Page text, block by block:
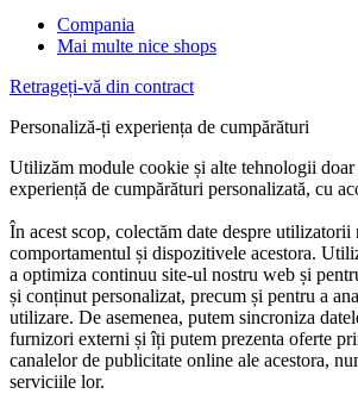
Compania
Mai multe nice shops
Retrageți-vă din contract
Personaliză-ți experiența de cumpărături
Utilizăm module cookie și alte tehnologii
experiență de cumpărături personalizată, cu
În acest scop, colectăm date despre utilizatorii
comportamentul și dispozitivele acestora.
a optimiza continuu site-ul nostru web și
și conținut personalizat, precum și pentru a
utilizare. De asemenea, putem sincroniza
furnizori externi și îți putem prezenta oferte
canalelor de publicitate online ale acestora,
serviciile lor.